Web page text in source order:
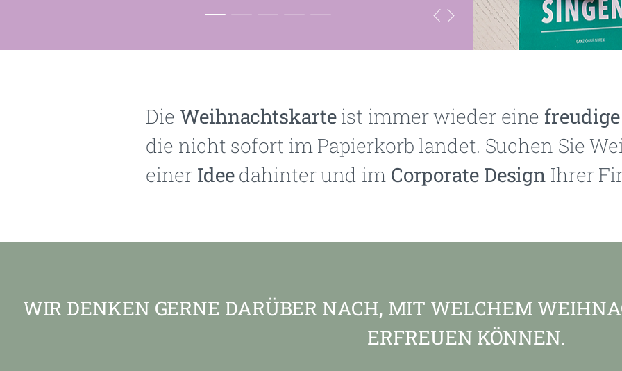
Die Weihnachtskarteist immer wieder eine
die nicht sofort im Papierkorb landet. Suchen Sie
einer Ideedahinter und im Corporate Design Ihrer
WIR DENKEN GERNE DARÜBER NACH, MIT WELCHEM
ERFREUEN KÖNNEN.